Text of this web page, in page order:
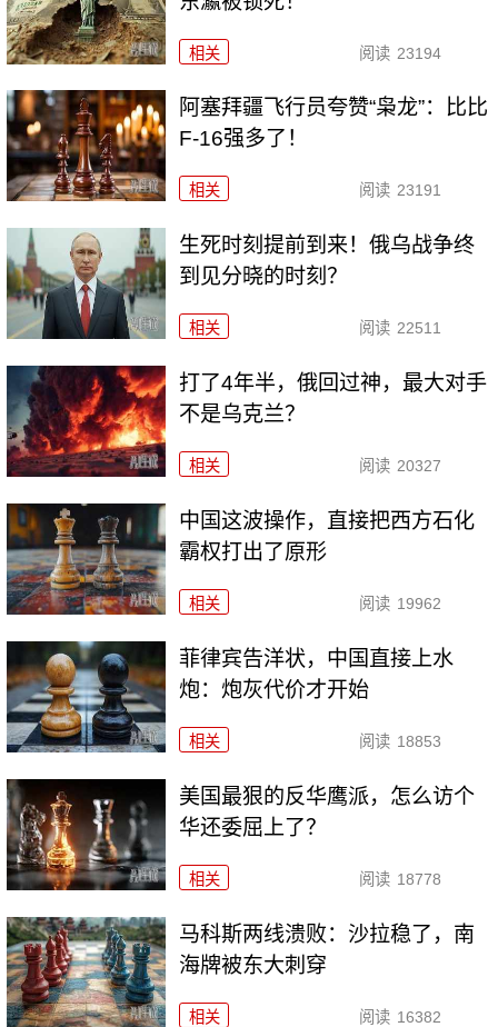
相关 阅读 23194
阿塞拜疆飞行员夸赞“枭龙”：比比
F-16强多了！
相关 阅读 23191
生死时刻提前到来！俄乌战争终
到见分晓的时刻？
相关 阅读 22511
打了4年半，俄回过神，最大对手
不是乌克兰？
相关 阅读 20327
中国这波操作，直接把西方石化
霸权打出了原形
相关 阅读 19962
菲律宾告洋状，中国直接上水
炮：炮灰代价才开始
相关 阅读 18853
美国最狠的反华鹰派，怎么访个
华还委屈上了？
相关 阅读 18778
马科斯两线溃败：沙拉稳了，南
海牌被东大刺穿
相关 阅读 16382